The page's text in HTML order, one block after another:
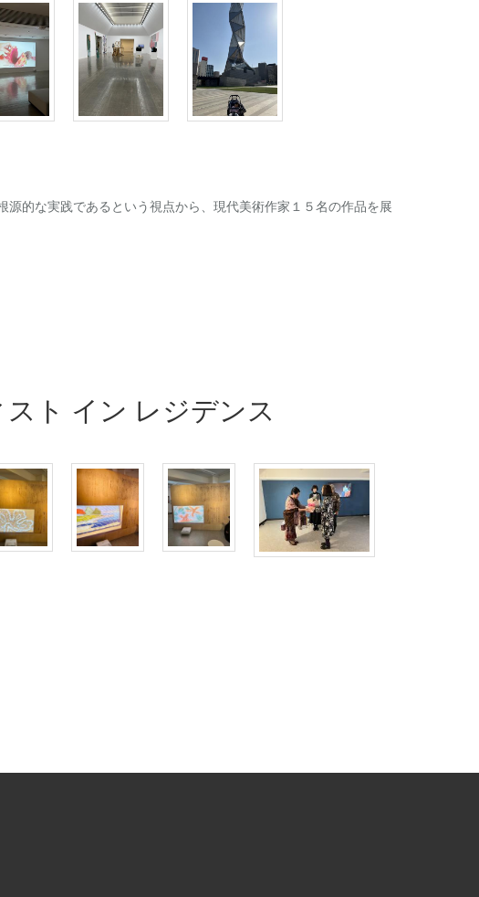
的な実践であるという視点から、現代美術作家１５名の作品を展
スト イン レジデンス